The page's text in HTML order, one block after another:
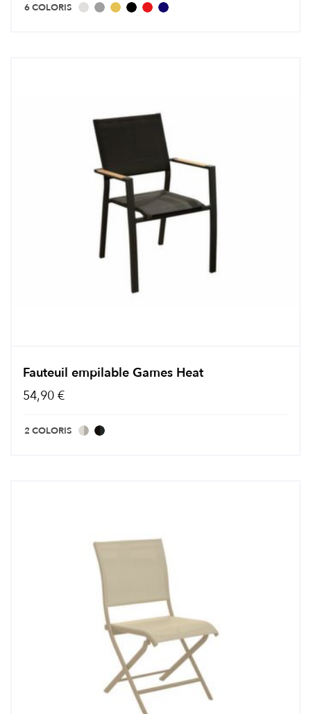
6 COLORIS
Fauteuil empilable Games Heat
54,90 €
2 COLORIS